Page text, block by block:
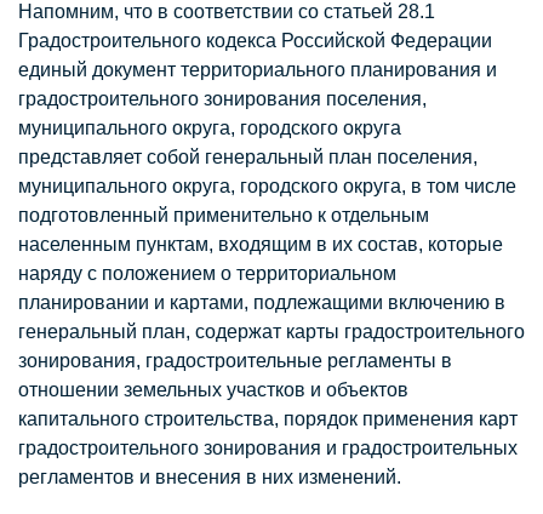
Напомним, что в соответствии со статьей 28.1
Градостроительного кодекса Российской Федерации
единый документ территориального планирования и
градостроительного зонирования поселения,
муниципального округа, городского округа
представляет собой генеральный план поселения,
муниципального округа, городского округа, в том числе
подготовленный применительно к отдельным
населенным пунктам, входящим в их состав, которые
наряду с положением о территориальном
планировании и картами, подлежащими включению в
генеральный план, содержат карты градостроительного
зонирования, градостроительные регламенты в
отношении земельных участков и объектов
капитального строительства, порядок применения карт
градостроительного зонирования и градостроительных
регламентов и внесения в них изменений.